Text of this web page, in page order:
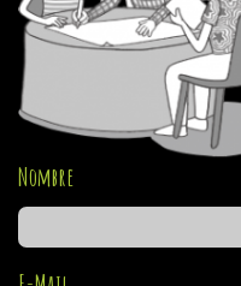
Nombre